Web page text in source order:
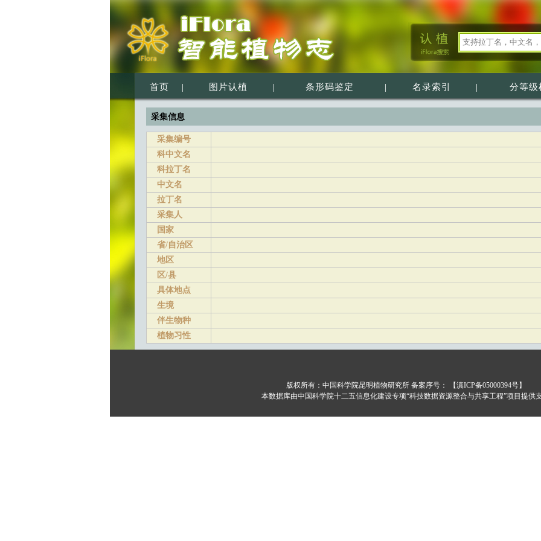
首页 | 图片认植 | 条形码鉴定 | 名录索引 | 分等级
采集信息
采集编号
科中文名
科拉丁名
中文名
拉丁名
采集人
国家
省/自治区
地区
区/县
具体地点
生境
伴生物种
植物习性
版权所有：中国科学院昆明植物研究所 备案序号：
【滇ICP备05000394号】
本数据库由中国科学院十二五信息化建设专项“科技数据资源整合与共享工程”项目提供